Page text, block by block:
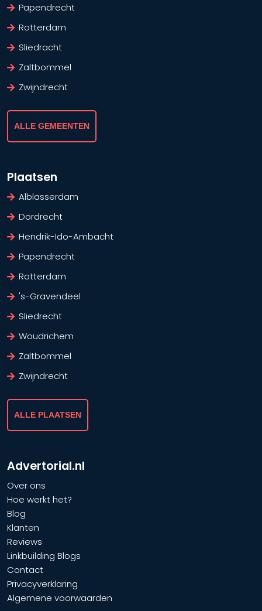
Advertorial.nl
Over ons
Hoe werkt het?
Blog
Klanten
Reviews
Linkbuilding Blogs
Contact
Privacyverklaring
Algemene voorwaarden
Papendrecht
Rotterdam
Sliedracht
Zaltbommel
Zwijndrecht
ALLE GEMEENTEN
Plaatsen
Alblasserdam
Dordrecht
Hendrik-Ido-Ambacht
Papendrecht
Rotterdam
's-Gravendeel
Sliedrecht
Woudrichem
Zaltbommel
Zwijndrecht
ALLE PLAATSEN